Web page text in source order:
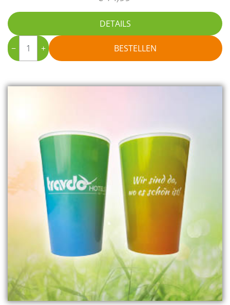
DETAILS
− + BESTELLEN